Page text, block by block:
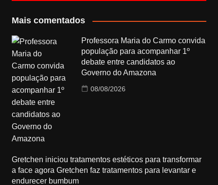
Mais comentados
Professora Maria do Carmo convida
população para acompanhar 1º
debate entre candidatos ao
Governo do Amazona
08/08/2026
Gretchen iniciou tratamentos estéticos para transformar
a face agora Gretchen faz tratamentos para levantar e
endurecer bumbum